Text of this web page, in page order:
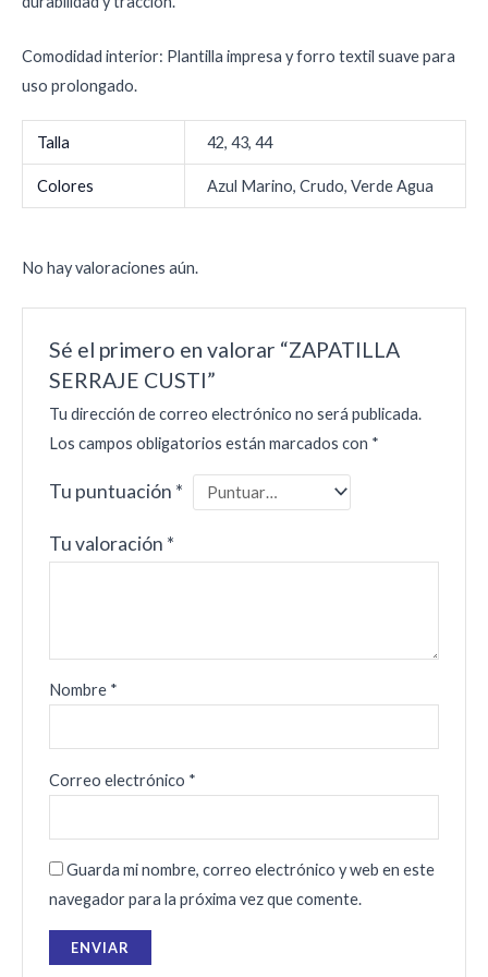
Comodidad interior: Plantilla impresa y forro textil suave para
uso prolongado.
Talla 42, 43, 44
Colores Azul Marino, Crudo, Verde Agua
No hay valoraciones aún.
Sé el primero en valorar “ZAPATILLA
SERRAJE CUSTI”
Tu dirección de correo electrónico no será publicada.
Los campos obligatorios están marcados con *
Tu puntuación *
Tu valoración *
Nombre *
Correo electrónico *
Guarda mi nombre, correo electrónico y web en este
navegador para la próxima vez que comente.